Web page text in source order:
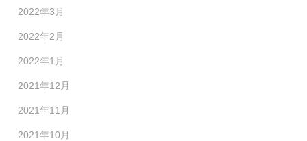
2022年3月
2022年2月
2022年1月
2021年12月
2021年11月
2021年10月